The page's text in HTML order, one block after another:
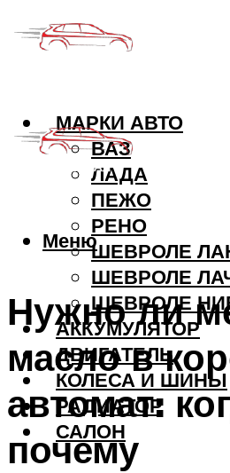
МАРКИ АВТО
ВАЗ
ЛАДА
ПЕЖО
РЕНО
ШЕВРОЛЕ
ШЕВРОЛЕ
ШЕВРОЛЕ
АККУМУЛЯТОР
ДВИГАТЕЛЬ
КОЛЕСА И ШИНЫ
РАДИАТОР
САЛОН
Меню
Нужно ли
масло в
автомат:
почему